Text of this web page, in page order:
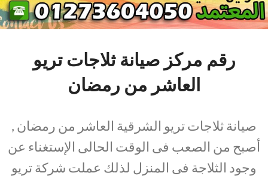
رقم مركز صيانة ثلاجات تريو
العاشر من رمضان
صيانة ثلاجات تريو الشرقية العاشر من رمضان ,
أصبح من الصعب فى الوقت الحالى الإستغناء عن
وجود الثلاجة فى المنزل لذلك عملت شركة تريو